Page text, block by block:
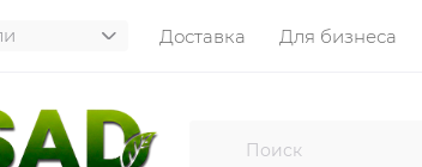
Доставка Для бизнеса